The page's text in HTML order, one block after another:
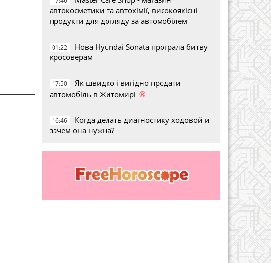
автокосметики та автохімії, високоякісні
продукти для догляду за автомобілем
01:22
Нова Hyundai Sonata програла битву
кросоверам
17:50
Як швидко і вигідно продати
автомобіль в Житомирі ®
16:46
Когда делать диагностику ходовой и
зачем она нужна?